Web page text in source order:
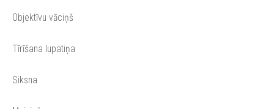
Objektīvu vāciņš
Tīrīšana lupatiņa
Siksna